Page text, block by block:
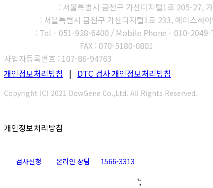
: 서울특별시 금천구 가산디지털1로 205-27,
: 서울특별시 금천구 가산디지털1로 233, 에이스하
: Telㆍ051-928-6400 / Mobile Phoneㆍ010-2049-
FAX : 070-5180-0801
사업자등록번호 : 107-86-94763
개인정보처리방침 | DTC 검사 개인정보처리방침
Copyright (C) 2021 DowGene Co.,Ltd. All Rights Reserved.
개인정보처리방침
검사신청 온라인 상담 1566-3313
Go
';